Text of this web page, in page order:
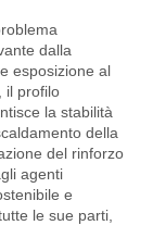
dalla
esposizione al
il profilo
la stabilità
della
del rinforzo
agenti
e
le sue parti,